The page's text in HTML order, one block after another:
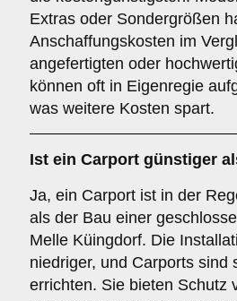
Extras oder Sondergrößen
Anschaffungskosten im
angefertigten oder
können oft in Eigenregie
was weitere Kosten spart.
Ist ein Carport günstiger
Ja, ein Carport ist in der
als der Bau einer
Melle Küingdorf. Die
niedriger, und Carports sind
errichten. Sie bieten Schutz